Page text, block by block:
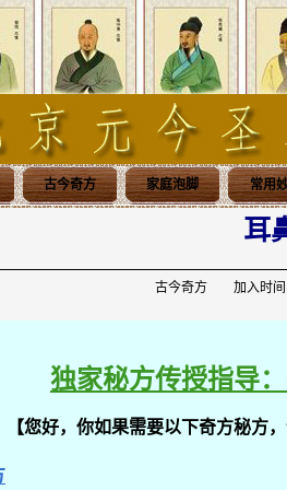
古今奇方 家庭泡脚 常用
耳
古今奇方 加入时
独家秘方传授指导
【您好，你如果需要以下奇方秘方